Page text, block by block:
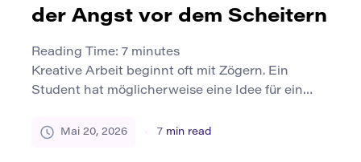
der Angst vor dem Scheitern
Reading Time: 7 minutes
Kreative Arbeit beginnt oft mit Zögern. Ein
Student hat möglicherweise eine Idee für ein
aussieht. Ein junger Designer kann es vermeiden,
Mai 20, 2026 7 min read